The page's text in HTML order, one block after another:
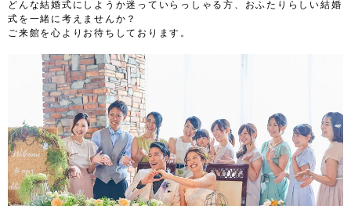
どんな結婚式にしようか迷っていらっしゃる方、おふたりらしい結婚
式を一緒に考えませんか？
ご来館を心よりお待ちしております。